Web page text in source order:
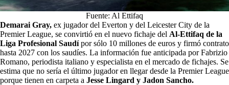
Fuente: Al Ettifaq
Demarai Gray, ex jugador del Everton y del Leicester City de la
Premier League, se convirtió en el nuevo fichaje del Al-Ettifaq de la
Liga Profesional Saudípor sólo 10 millones de euros y firmó contrato
hasta 2027 con los saudíes. La información fue anticipada por Fabrizio
Romano, periodista italiano y especialista en el mercado de fichajes. Se
estima que no sería el último jugador en llegar desde la Premier League
porque tienen en carpeta a Jesse Lingard y Jadon Sancho.